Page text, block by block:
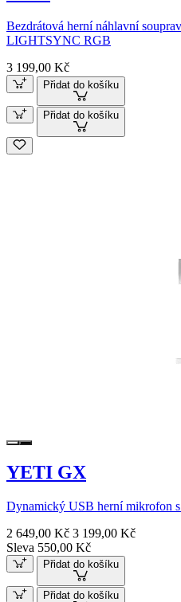
Bezdrátová herní náhlavní
LIGHTSYNC RGB
3 199,00 Kč
Přidat do košíku
Přidat do košíku
YETI GX
Dynamický USB herní mikrofon
2 649,00 Kč 3 199,00 Kč
Sleva 550,00 Kč
Přidat do košíku
Přidat do košíku